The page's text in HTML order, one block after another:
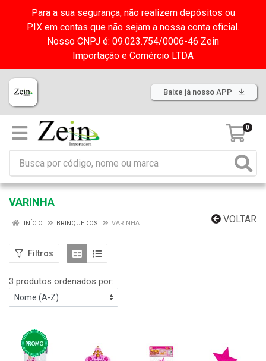
Para a sua segurança, não realizem depósitos ou
PIX em contas que não sejam a nossa conta oficial.
Nosso CNPJ é: 09.023.754/0006-46 Zein
Importação e Comércio LTDA
Baixe já nosso APP
0
VARINHA
VOLTAR
INÍCIO BRINQUEDOS VARINHA
Filtros
3 produtos ordenados por: